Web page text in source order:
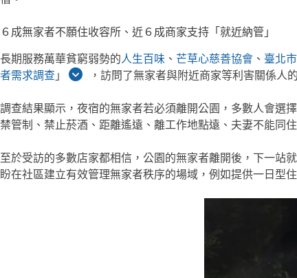
６成無家者不願住收容所、近６成商家支持「就近納管」
長期服務萬華貧窮弱勢的人生百味 、 芒草心慈善協會 、 臺北
者需求調查 」 ，訪問了無家者與附近商家等利害關係人
調查結果顯示，夜宿的無家者若必須離開公園，多數人會選
禁管制、禁止菸酒、距離遙遠、離工作地點遠、夫妻不能同
至於受訪的多數店家都相信，公園的無家者離開後，下一站
盼在社區建立有效管理無家者秩序的場域，例如提供一日型